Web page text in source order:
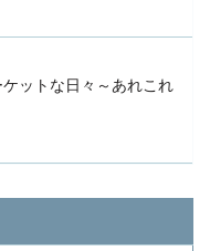
ットな日々～あれこれ